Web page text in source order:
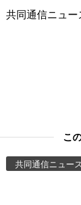
社会
旅と暮らし
暮らし
共同通信ニュー
こ
共同通信ニュース